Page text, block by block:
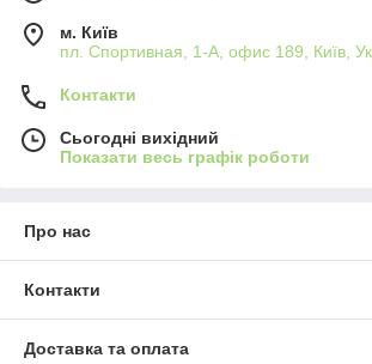
м. Київ
пл. Спортивная, 1-А, офис 189, Київ,
Контакти
Сьогодні вихідний
Показати весь графік роботи
Про нас
Контакти
Доставка та оплата